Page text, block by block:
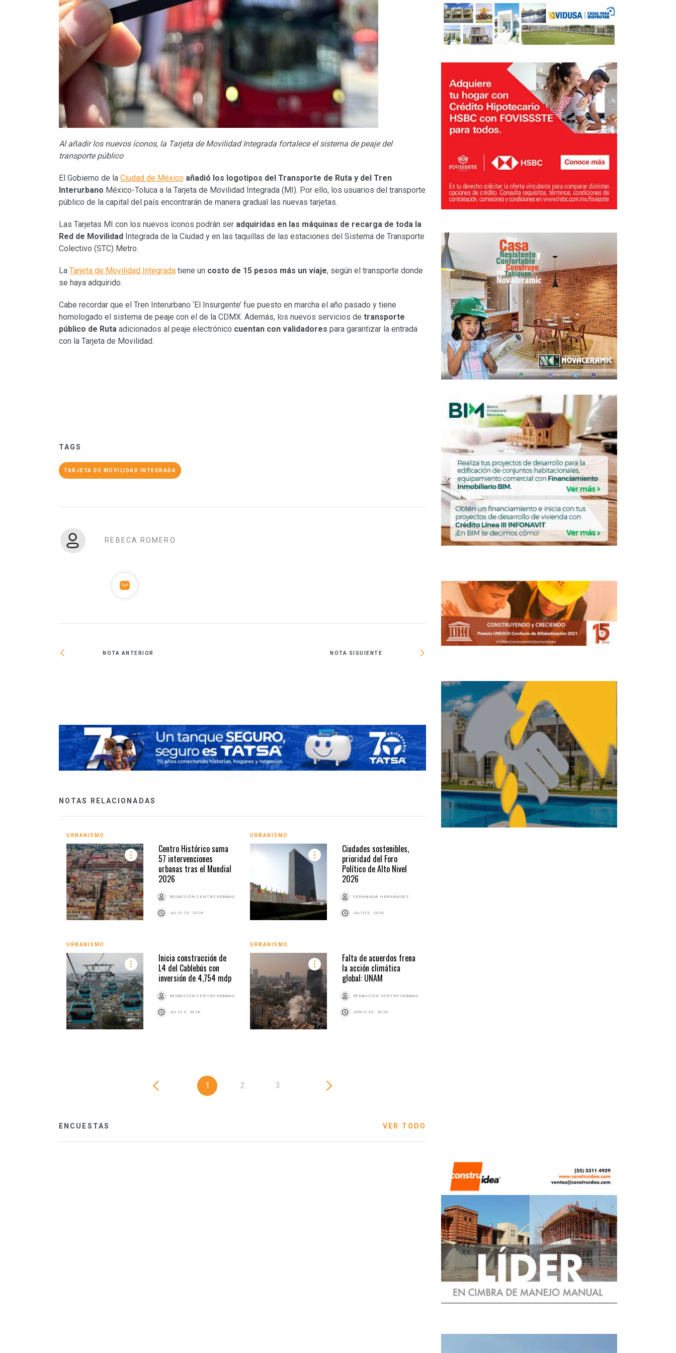
Al añadir los nuevos íconos, la Tarjeta de Movilidad Integrada fortalece el sistema de peaje del
transporte público
El Gobierno de la Ciudad de México añadió los logotipos del Transporte de Ruta y del Tren
Interurbano México-Toluca a la Tarjeta de Movilidad Integrada (MI). Por ello, los usuarios del transporte
público de la capital del país encontrarán de manera gradual las nuevas tarjetas.
Las Tarjetas MI con los nuevos íconos podrán ser adquiridas en las máquinas de recarga de toda la
Red de Movilidad Integrada de la Ciudad y en las taquillas de las estaciones del Sistema de Transporte
Colectivo (STC) Metro.
La Tarjeta de Movilidad Integrada tiene un costo de 15 pesos más un viaje, según el transporte donde
se haya adquirido.
Cabe recordar que el Tren Interurbano ‘El Insurgente’ fue puesto en marcha el año pasado y tiene
homologado el sistema de peaje con el de la CDMX. Además, los nuevos servicios de transporte
público de Ruta adicionados al peaje electrónico cuentan con validadores para garantizar la entrada
con la Tarjeta de Movilidad.
TAGS
TARJETA DE MOVILIDAD INTEGRADA
REBECA ROMERO
NOTA ANTERIOR NOTA SIGUIENTE
misión oficial en México
NOTAS RELACIONADAS
URBANISMO
Centro Histórico suma
57 intervenciones
urbanas tras el Mundial
2026
REDACCIÓN CENTRO URBANO
JULIO 23, 2026
URBANISMO
Ciudades sostenibles,
prioridad del Foro
Político de Alto Nivel
2026
FERNANDA HERNÁNDEZ
JULIO 9, 2026
URBANISMO
Inicia construcción de
L4 del Cablebús con
inversión de 4,754 mdp
REDACCIÓN CENTRO URBANO
JULIO 2, 2026
URBANISMO
Falta de acuerdos frena
la acción climática
global: UNAM
REDACCIÓN CENTRO URBANO
JUNIO 29, 2026
1 2 3
ENCUESTAS VER TODO